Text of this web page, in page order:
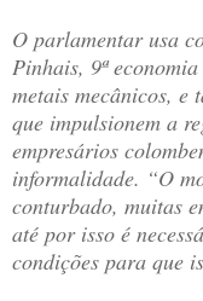
O parlamentar usa
Pinhais, 9ª
metais mecânicos, e
que impulsionem a
empresários
informalidade. “O
conturbado, muitas
até por isso é
condições para que